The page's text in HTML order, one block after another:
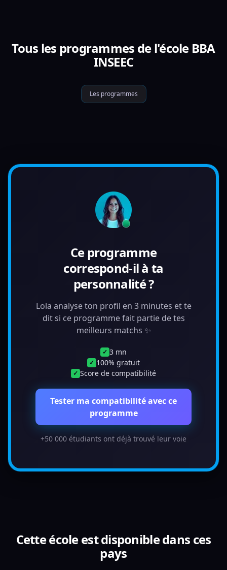
Tous les programmes de l'école BBA
INSEEC
Les programmes
Ce programme
correspond-il à ta
personnalité ?
Lola analyse ton profil en 3 minutes et te
dit si ce programme fait partie de tes
meilleurs matchs ✨
✓ 3 mn
✓ 100% gratuit
✓ Score de compatibilité
Tester ma compatibilité avec ce
programme
+50 000 étudiants ont déjà trouvé leur voie
Cette école est disponible dans ces
pays